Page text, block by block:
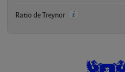
Ratio de Treynor